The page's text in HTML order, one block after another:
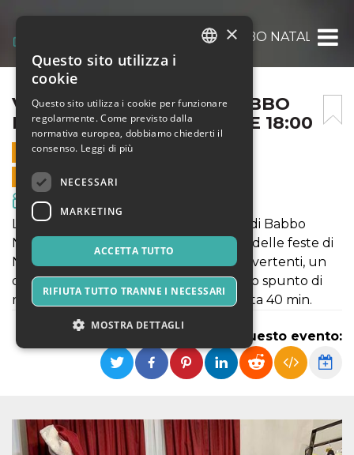
VIDEOCHIAMATA CON BABBO NATALE 27
VIDEOCHIAMATA CON BABBO
NATALE 27 DICEMBRE ORE 18:00
22 DICEMBRE 2020 - 13:15
VENDITE ONLINE TERMINATE
Film & Media
La simulazione di una Video chiamata di Babbo
Natale a tutto il suo staff in previsione delle feste di
Natale. Una carrellata di personaggi divertenti, un
occhio alla tradizione e qualche piccolo spunto di
riflessione per un Natale diverso. Durata 40 min.
Condividi questo evento:
×
Questo sito utilizza i
cookie
Questo sito utilizza i cookie per funzionare
regolarmente. Come previsto dalla
normativa europea, dobbiamo chiederti il
consenso. Leggi di più
NECESSARI
MARKETING
ACCETTA TUTTO
RIFIUTA TUTTO TRANNE I NECESSARI
MOSTRA DETTAGLI
Necessari Marketing
indispensabili al funzionamento del sito. I
servizi qui presenti non potranno funzionare
senza.